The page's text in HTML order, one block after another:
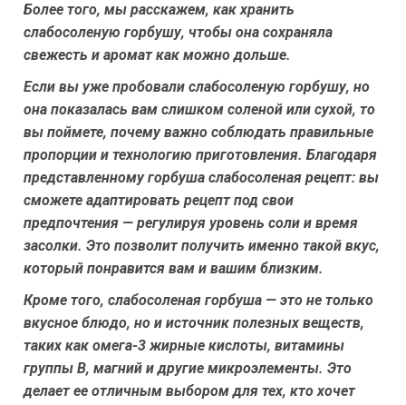
Более того, мы расскажем, как хранить
слабосоленую горбушу, чтобы она сохраняла
свежесть и аромат как можно дольше.
Если вы уже пробовали слабосоленую горбушу, но
она показалась вам слишком соленой или сухой, то
вы поймете, почему важно соблюдать правильные
пропорции и технологию приготовления. Благодаря
представленному горбуша слабосоленая рецепт: вы
сможете адаптировать рецепт под свои
предпочтения — регулируя уровень соли и время
засолки. Это позволит получить именно такой вкус,
который понравится вам и вашим близким.
Кроме того, слабосоленая горбуша — это не только
вкусное блюдо, но и источник полезных веществ,
таких как омега-3 жирные кислоты, витамины
группы В, магний и другие микроэлементы. Это
делает ее отличным выбором для тех, кто хочет